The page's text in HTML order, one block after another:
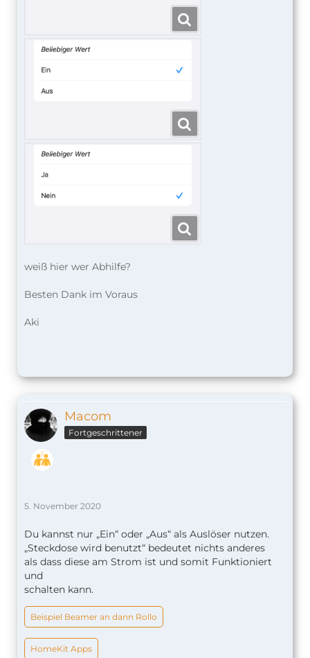
weiß hier wer Abhilfe?
Besten Dank im Voraus
Aki
Macom
Fortgeschrittener
5. November 2020
Du kannst nur „Ein“ oder „Aus“ als Auslöser nutzen.
„Steckdose wird benutzt“ bedeutet nichts anderes
als dass diese am Strom ist und somit Funktioniert
und
schalten kann.
Beispiel Beamer an dann Rollo
HomeKit Apps